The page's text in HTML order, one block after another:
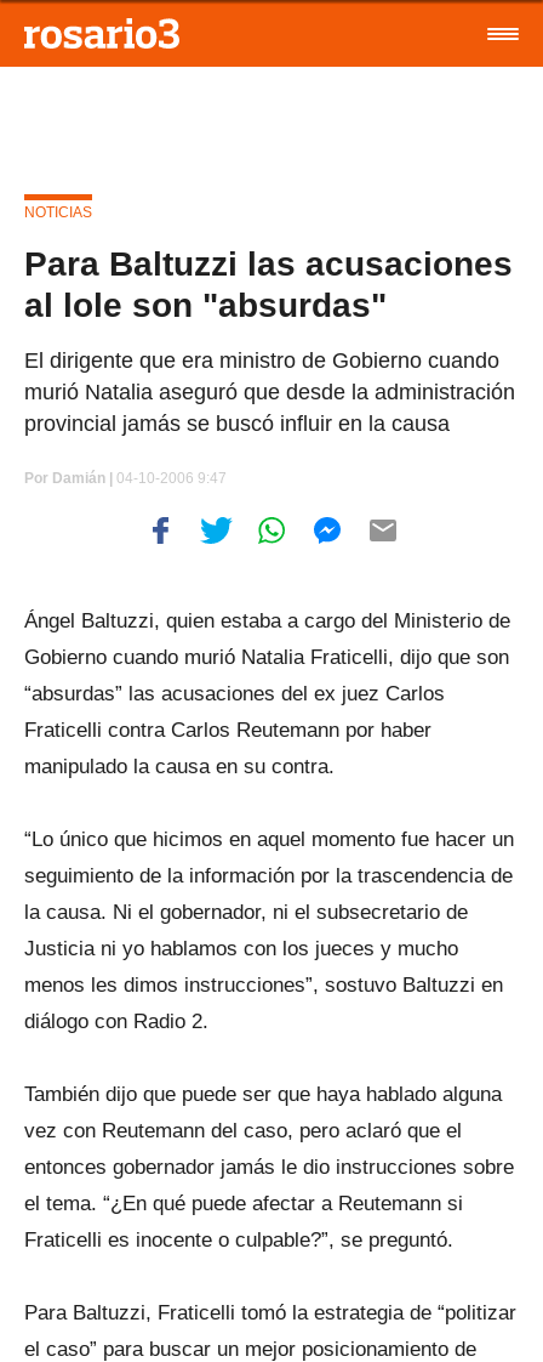
NOTICIAS
Para Baltuzzi las acusaciones
al lole son "absurdas"
El dirigente que era ministro de Gobierno cuando
murió Natalia aseguró que desde la administración
provincial jamás se buscó influir en la causa
Por Damián | 04-10-2006 9:47
Ángel Baltuzzi, quien estaba a cargo del Ministerio de
Gobierno cuando murió Natalia Fraticelli, dijo que son
“absurdas” las acusaciones del ex juez Carlos
Fraticelli contra Carlos Reutemann por haber
manipulado la causa en su contra.
“Lo único que hicimos en aquel momento fue hacer un
seguimiento de la información por la trascendencia de
la causa. Ni el gobernador, ni el subsecretario de
Justicia ni yo hablamos con los jueces y mucho
menos les dimos instrucciones”, sostuvo Baltuzzi en
diálogo con Radio 2.
También dijo que puede ser que haya hablado alguna
vez con Reutemann del caso, pero aclaró que el
entonces gobernador jamás le dio instrucciones sobre
el tema. “¿En qué puede afectar a Reutemann si
Fraticelli es inocente o culpable?”, se preguntó.
Para Baltuzzi, Fraticelli tomó la estrategia de “politizar
el caso” para buscar un mejor posicionamiento de